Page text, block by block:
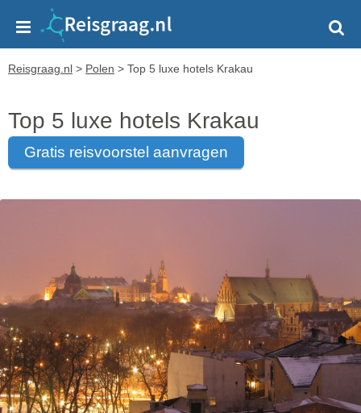
Reisgraag.nl > Polen > Top 5 luxe hotels Krakau
Top 5 luxe hotels Krakau
gratis reisvoorstel aanvragen